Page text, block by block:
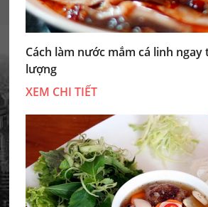
Cách làm nước mắm cá linh ngay
lượng
XEM CHI TIẾT